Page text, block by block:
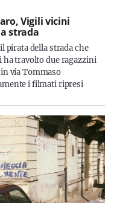
Vigili vicini
strada
pirata della strada che
ha travolto due ragazzini
via Tommaso
i filmati ripresi